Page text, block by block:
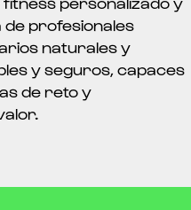
de profesionales
naturales y
y seguros, capaces
de reto y